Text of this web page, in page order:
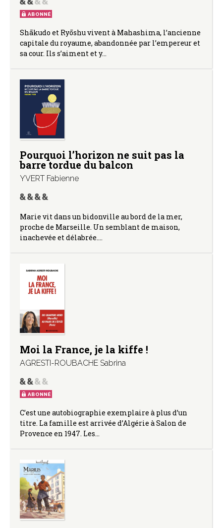
ABONNÉ
Shākudo et Ryōshu vivent à Mahashima, l’ancienne
capitale du royaume, abandonnée par l’empereur et
sa cour. Ils s’aiment et y…
Pourquoi l’horizon ne suit pas la
barre tordue du balcon
YVERT Fabienne
Marie vit dans un bidonville au bord de la mer,
proche de Marseille. Un semblant de maison,
inachevée et délabrée.…
Moi la France, je la kiffe !
AGRESTI-ROUBACHE Sabrina
ABONNÉ
C’est une autobiographie exemplaire à plus d’un
titre. La famille est arrivée d’Algérie à Salon de
Provence en 1947. Les…